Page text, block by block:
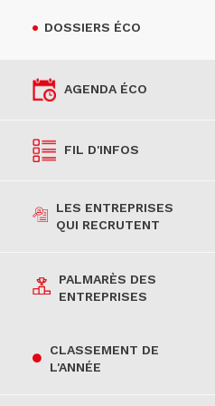
DOSSIERS ÉCO
AGENDA ÉCO
FIL D'INFOS
LES ENTREPRISES
QUI RECRUTENT
PALMARÈS DES
ENTREPRISES
CLASSEMENT DE
L'ANNÉE